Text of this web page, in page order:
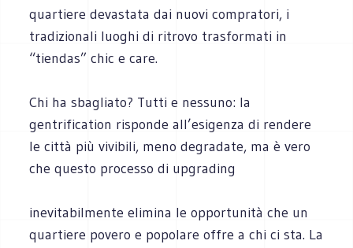
quartiere devastata dai nuovi compratori, i
tradizionali luoghi di ritrovo trasformati in
“tiendas” chic e care.
Chi ha sbagliato? Tutti e nessuno: la
gentrification risponde all’esigenza di rendere
le città più vivibili, meno degradate, ma è vero
che questo processo di upgrading
inevitabilmente elimina le opportunità che un
quartiere povero e popolare offre a chi ci sta. La